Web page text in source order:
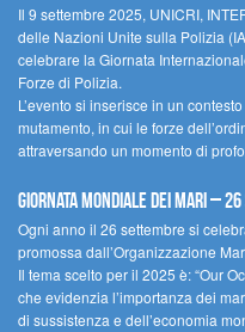
Il 9 settembre 2025, UNICRI,
delle Nazioni Unite sulla Polizia
celebrare la Giornata
Forze di Polizia.
L’evento si inserisce in un
mutamento, in cui le forze
attraversando un momento di
Giornata Mondiale dei Mari –
Ogni anno il 26 settembre si
promossa dall’Organizzazione
Il tema scelto per il 2025 è: “Our
che evidenzia l’importanza dei
di sussistenza e dell’economia